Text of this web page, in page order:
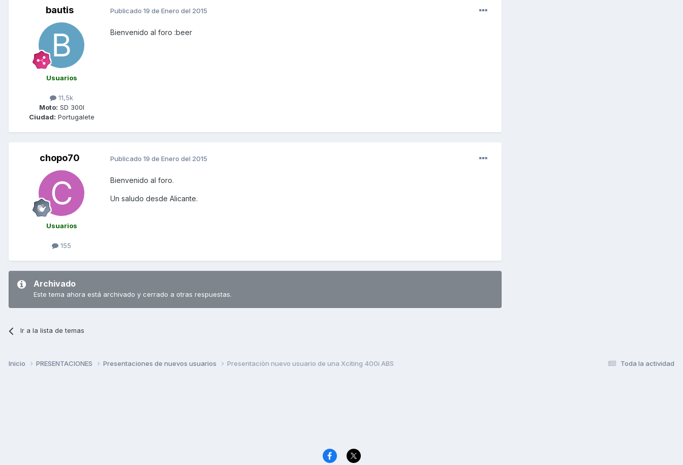
bautis
Usuarios
11,5k
Moto: SD 300I
Ciudad: Portugalete
Publicado 19 de Enero del 2015
Bienvenido al foro :beer
chopo70
Usuarios
155
Publicado 19 de Enero del 2015
Bienvenido al foro.
Un saludo desde Alicante.
Archivado
Este tema ahora está archivado y cerrado a otras respuestas.
Ir a la lista de temas
Toda la actividad
Inicio PRESENTACIONES Presentaciones de nuevos usuarios Presentaciòn nuevo usuario de una Xciting 400i ABS